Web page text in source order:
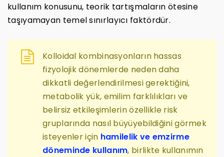
kullanım konusunu, teorik tartışmaların ötesine
taşıyamayan temel sınırlayıcı faktördür.
Kolloidal kombinasyonların hassas
fizyolojik dönemlerde neden daha
dikkatli değerlendirilmesi gerektiğini,
metabolik yük, emilim farklılıkları ve
belirsiz etkileşimlerin özellikle risk
gruplarında nasıl büyüyebildiğini görmek
isteyenler için hamilelik ve emzirme
döneminde kullanım, birlikte kullanımın